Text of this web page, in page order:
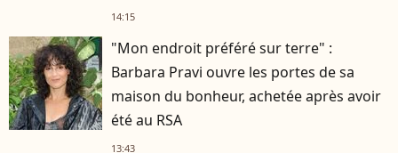
14:15
"Mon endroit préféré sur terre" :
Barbara Pravi ouvre les portes de sa
maison du bonheur, achetée après avoir
été au RSA
13:43